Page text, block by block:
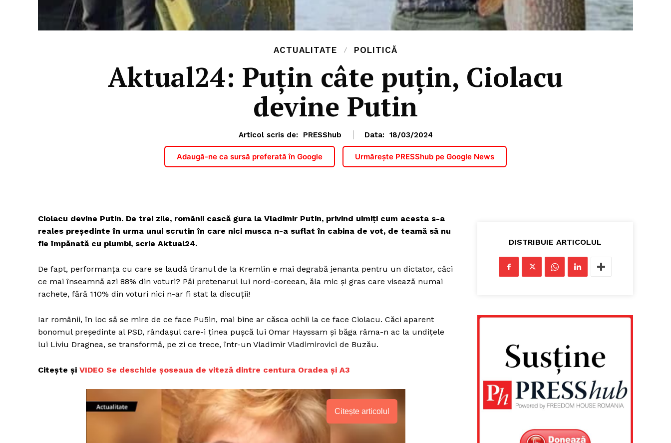
ACTUALITATE POLITICĂ
Aktual24: Puțin câte puțin, Ciolacu
devine Putin
Articol scris de: PRESShub Data: 18/03/2024
Adaugă-ne ca sursă preferată în Google Urmărește PRESShub pe Google News
Ciolacu devine Putin. De trei zile, românii cască gura la Vladimir Putin, privind uimiți cum acesta s-a
reales președinte în urma unui scrutin în care nici musca n-a suflat în cabina de vot, de teamă să nu
fie împănată cu plumbi, scrie Aktual24.
De fapt, performanța cu care se laudă tiranul de la Kremlin e mai degrabă jenanta pentru un dictator, căci
ce mai înseamnă azi 88% din voturi? Păi pretenarul lui nord-coreean, ăla mic și gras care visează numai
rachete, fără 110% din voturi nici n-ar fi stat la discuții!
Iar românii, în loc să se mire de ce face Pu5in, mai bine ar căsca ochii la ce face Ciolacu. Căci aparent
bonomul președinte al PSD, rândașul care-i ținea pușcă lui Omar Hayssam și băga râma-n ac la undițele
lui Liviu Dragnea, se transformă, pe zi ce trece, într-un Vladimir Vladimirovici de Buzău.
Citește și VIDEO Se deschide șoseaua de viteză dintre centura Oradea și A3
Citește articolul
DISTRIBUIE ARTICOLUL